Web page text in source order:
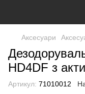
Аксесуари
HD4DF з
Артикул: 71010012